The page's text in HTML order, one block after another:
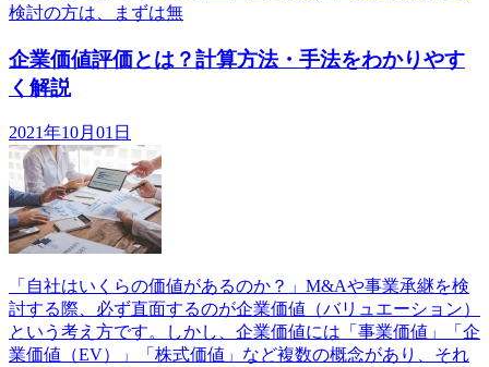
検討の方は、まずは無
企業価値評価とは？計算方法・手法をわかりやす
く解説
2021年10月01日
「自社はいくらの価値があるのか？」M&Aや事業承継を検
討する際、必ず直面するのが企業価値（バリュエーション）
という考え方です。しかし、企業価値には「事業価値」「企
業価値（EV）」「株式価値」など複数の概念があり、それ